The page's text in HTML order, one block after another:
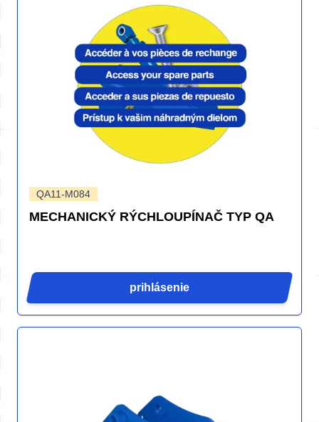
QA11-M084
MECHANICKÝ RÝCHLOUPÍNAČ TYP QA
prihlásenie